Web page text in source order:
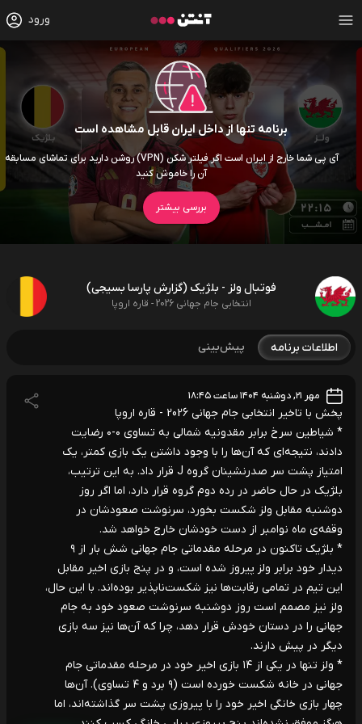
ورود
برنامه تنها از داخل ایران قابل مشاهده است
آی پی شما خارج از ایران است اگر فیلتر شکن (VPN) روشن دارید برای تماشای مسابقه
آن را خاموش کنید
بررسی بیشتر
فوتبال ولز - بلژیک (گزارش پارسا بسیجی)
انتخابی جام جهانی 2026 - قاره اروپا
اطلاعات برنامه پیش‌بینی
مهر ۲۱, دوشنبه ۱۴۰۴ ساعت ۱۸:۴۵
پخش با تاخیر انتخابی جام جهانی 2026 - قاره اروپا
* شیاطین سرخ برابر مقدونیه شمالی به تساوی ۰-۰ رضایت
دادند، نتیجه‌ای که آن‌ها را با وجود داشتن یک بازی کمتر، یک
امتیاز پشت سر صدرنشینان گروه J قرار داد. به این ترتیب،
بلژیک در حال حاضر در رده دوم گروه قرار دارد، اما اگر روز
دوشنبه مقابل ولز شکست بخورد، سرنوشت صعودشان در
وقفه‌ی ماه نوامبر از دست خودشان خارج خواهد شد.
* بلژیک تاکنون در مرحله مقدماتی جام جهانی شش بار از ۹
دیدار خود برابر ولز پیروز شده است، و در پنج بازی اخیر مقابل
این تیم در تمامی رقابت‌ها نیز شکست‌ناپذیر بوده‌اند. با این حال،
ولز نیز مصمم است روز دوشنبه سرنوشت صعود خود به جام
جهانی را در دستان خودش قرار دهد، چرا که آن‌ها نیز سه بازی
دیگر در پیش دارند.
* ولز تنها در یکی از ۱۴ بازی اخیر خود در مرحله مقدماتی جام
جهانی در خانه شکست خورده است (۹ برد و ۴ تساوی). آن‌ها
چهار بازی خانگی اخیر خود را با پیروزی پشت سر گذاشته‌اند، اما